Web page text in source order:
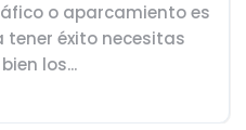
o aparcamiento es
tener éxito necesitas
los...